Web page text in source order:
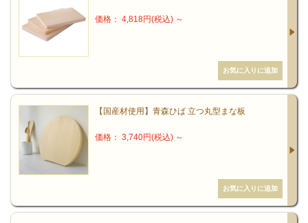
５．薬理効果・・・民間療法をはじめ、薬草として様々な研究使用
青森ひばのすごい抗菌力！
青森ヒバ精油に含まれる「ヒノキチオール」が「SARS対策に有効で
ある」とメディアで報道され、広くその力が知られるようになりま
近年、抗生物質の使いすぎによる耐性菌の出現や、化学合成品によ
る薬害が問題になっています。
価格： 4,818円(税込) ～
【国産材使用】青森ひば 立つ丸型まな板
価格： 3,740円(税込) ～